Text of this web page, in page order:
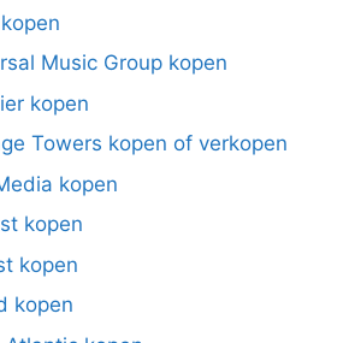
Music Group kopen
kopen
Towers kopen of verkopen
kopen
kopen
kopen
kopen